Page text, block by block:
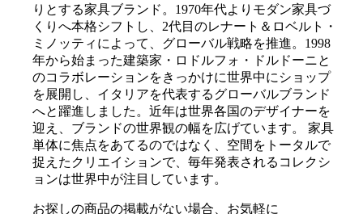
りとする家具ブランド。1970年代よりモダン家具づ
くりへ本格シフトし、2代目のレナート＆ロベルト・
ミノッティによって、グローバル戦略を推進。1998
年から始まった建築家・ロドルフォ・ドルドーニと
のコラボレーションをきっかけに世界中にショップ
を展開し、イタリアを代表するグローバルブランド
へと躍進しました。近年は世界各国のデザイナーを
迎え、ブランドの世界観の幅を広げています。 家具
単体に焦点をあてるのではなく、空間をトータルで
捉えたクリエイションで、毎年発表されるコレクシ
ョンは世界中が注目しています。
お探しの商品の掲載がない場合、お気軽に